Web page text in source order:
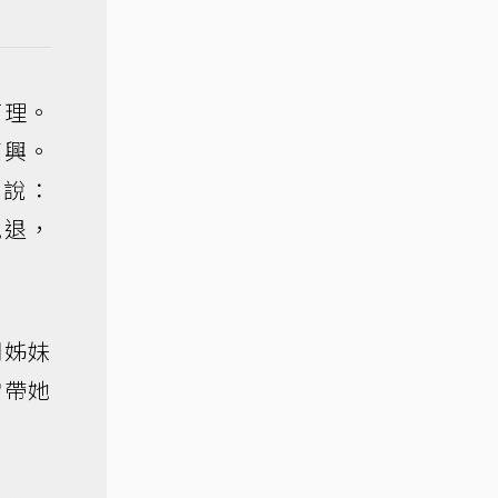
。
。
：
，
妹
她